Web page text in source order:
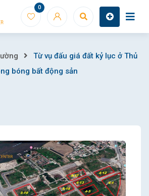
0
Từ vụ đấu giá đất kỷ lục ở Thủ
bóng bất động sản